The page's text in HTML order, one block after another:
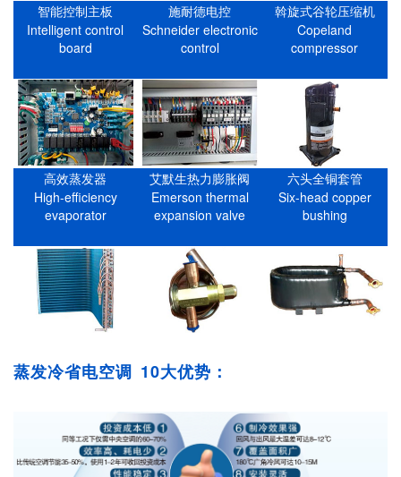
智能控制主板
Intelligent control
board
施耐德电控
Schneider electronic
control
斡旋式谷轮压缩机
Copeland
compressor
高效蒸发器
High-efficiency
evaporator
艾默生热力膨胀阀
Emerson thermal
expansion valve
六头全铜套管
Six-head copper
bushing
蒸发冷省电空调 10大优势：